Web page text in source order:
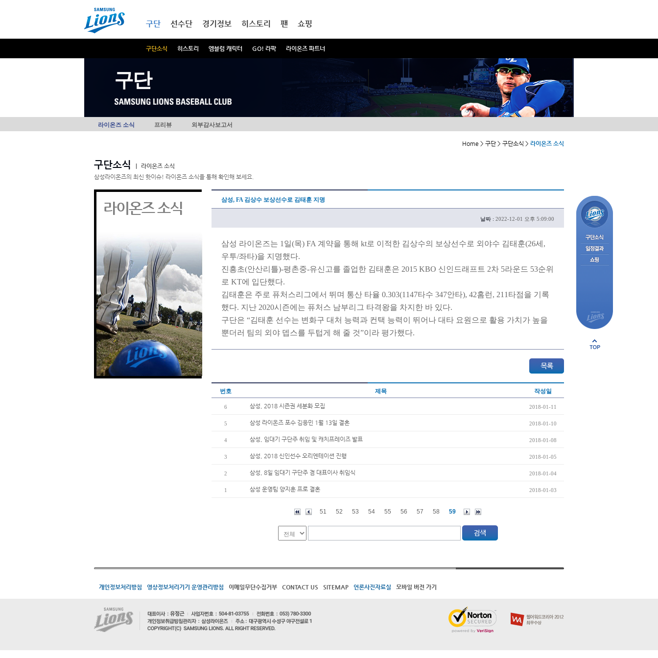
구단
구단소식 히스토리 엠블럼 캐릭터 GO! 라팍 라이온즈 파트너
선수단 경기정보 히스토리 팬 쇼핑
구단
라이온즈 소식 프리뷰 외부감사보고서
Home > 구단 > 구단소식 > 라이온즈 소식
구단소식
라이온즈 소식
삼성라이온즈의 최신 핫이슈! 라이온즈 소식을 통해 확인해 보세요.
라이온즈 소식 삼성, FA 김상수 보상선수로 김태훈 지명
날짜 : 2022-12-01 오후 5:09:00
삼성 라이온즈는 1일(목) FA 계약을 통해 kt로 이적한 김상수의 보상선수로 외야수 김태훈(26세,
우투/좌타)을 지명했다.
진흥초(안산리틀)-평촌중-유신고를 졸업한 김태훈은 2015 KBO 신인드래프트 2차 5라운드 53순위
로 KT에 입단했다.
김태훈은 주로 퓨처스리그에서 뛰며 통산 타율 0.303(1147타수 347안타), 42홈런, 211타점을 기록
했다. 지난 2020시즌에는 퓨처스 남부리그 타격왕을 차지한 바 있다.
구단은 “김태훈 선수는 변화구 대처 능력과 컨택 능력이 뛰어나 대타 요원으로 활용 가치가 높을
뿐더러 팀의 외야 뎁스를 두텁게 해 줄 것”이라 평가했다.
번호 제목 작성일
6 삼성, 2018 시즌권 세분화 모집 2018-01-11
5 삼성 라이온즈 포수 김응민 1월 13일 결혼 2018-01-10
4 삼성, 임대기 구단주 취임 및 캐치프레이즈 발표 2018-01-08
3 삼성, 2018 신인선수 오리엔테이션 진행 2018-01-05
2 삼성, 8일 임대기 구단주 겸 대표이사 취임식 2018-01-04
1 삼성 운영팀 양지훈 프로 결혼 2018-01-03
51 52 53 54 55 56 57 58 59
개인정보처리방침 영상정보처리기기 운영관리방침 이메일무단수집거부 CONTACT US SITEMAP 언론사진자료실 모바일 버전 가기